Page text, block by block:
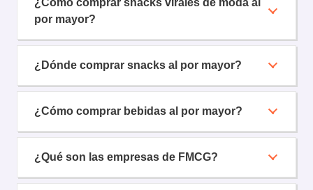
¿Cómo comprar snacks virales de moda al
por mayor?
¿Dónde comprar snacks al por mayor?
¿Cómo comprar bebidas al por mayor?
¿Qué son las empresas de FMCG?